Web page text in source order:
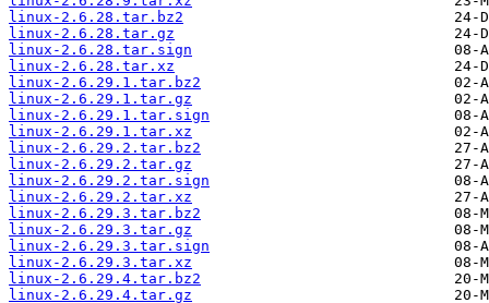
linux-2.6.28.tar.bz2
linux-2.6.28.tar.gz
linux-2.6.28.tar.sign
linux-2.6.28.tar.xz
linux-2.6.29.1.tar.bz2
linux-2.6.29.1.tar.gz
linux-2.6.29.1.tar.sign
linux-2.6.29.1.tar.xz
linux-2.6.29.2.tar.bz2
linux-2.6.29.2.tar.gz
linux-2.6.29.2.tar.sign
linux-2.6.29.2.tar.xz
linux-2.6.29.3.tar.bz2
linux-2.6.29.3.tar.gz
linux-2.6.29.3.tar.sign
linux-2.6.29.3.tar.xz
linux-2.6.29.4.tar.bz2
linux-2.6.29.4.tar.gz